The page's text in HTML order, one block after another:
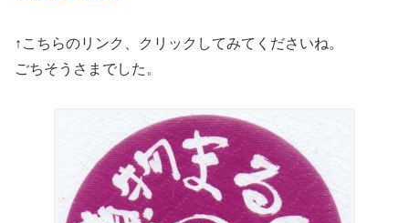
↑こちらのリンク、クリックしてみてくださいね。
ごちそうさまでした。